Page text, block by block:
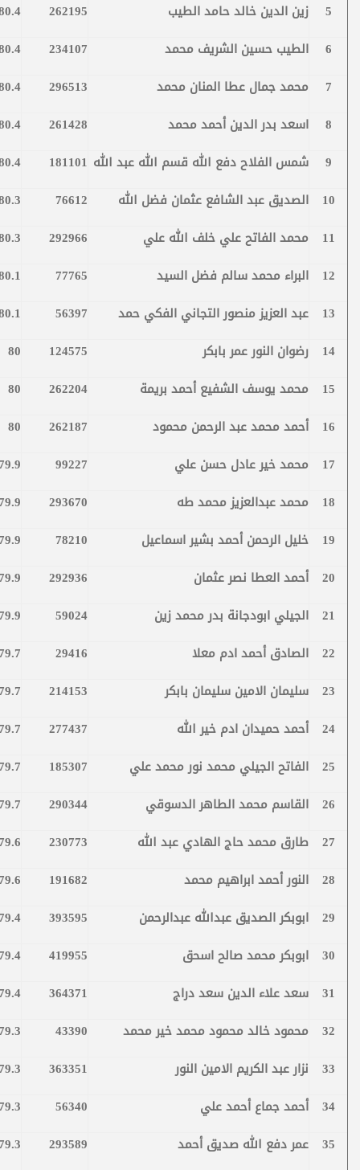
5 زين الدين خالد حامد الطيب 262195
6
الطيب حسين الشريف محمد 234107
7
محمد جمال عطا المنان محمد 296513
8
اسعد بدر الدين أحمد محمد 261428
9
شمس الفلاح دفع الله قسم الله عبد الله 181101
10
الصديق عبد الشافع عثمان فضل الله 76612
11
محمد الفاتح علي خلف الله علي 292966
12
البراء محمد سالم فضل السيد 77765
13
عبد العزيز منصور التجاني الفكي حمد 56397
14
رضوان النور عمر بابكر 124575
80
15
محمد يوسف الشفيع أحمد بريمة 262204
80
16
أحمد محمد عبد الرحمن محمود 262187
80
17
محمد خير عادل حسن علي 99227
18
محمد عبدالعزيز محمد طه 293670
19
خليل الرحمن أحمد بشير اسماعيل 78210
20
أحمد العطا نصر عثمان 292936
21
الجيلي ابودجانة بدر محمد زين 59024
22
الصادق أحمد ادم معلا 29416
23
سليمان الامين سليمان بابكر 214153
24
أحمد حميدان ادم خير الله 277437
25
الفاتح الجيلي محمد نور محمد علي 185307
26
القاسم محمد الطاهر الدسوقي 290344
27
طارق محمد حاج الهادي عبد الله 230773
28
النور أحمد ابراهيم محمد 191682
29
ابوبكر الصديق عبدالله عبدالرحمن 393595
30
ابوبكر محمد صالح اسحق 419955
31
سعد علاء الدين سعد دراج 364371
32
محمود خالد محمود محمد خير محمد 43390
33
نزار عبد الكريم الامين النور 363351
34
أحمد جماع أحمد علي 56340
35
عمر دفع الله صديق أحمد 293589